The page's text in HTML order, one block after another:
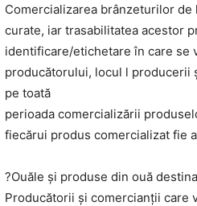
Comercializarea brânzeturilor
curate, iar trasabilitatea acestor
identificare/etichetare în care se
producătorului, locul l producerii
pe toată
perioada comercializării
fiecărui produs comercializat fie
?Ouăle și produse din ouă
Producătorii și comercianții care